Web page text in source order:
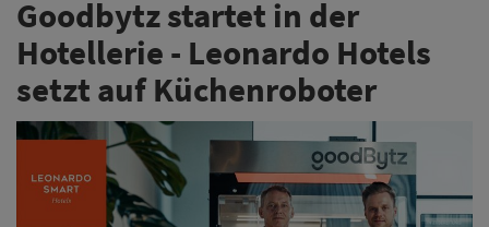
Goodbytz startet in der
Hotellerie - Leonardo Hotels
setzt auf Küchenroboter